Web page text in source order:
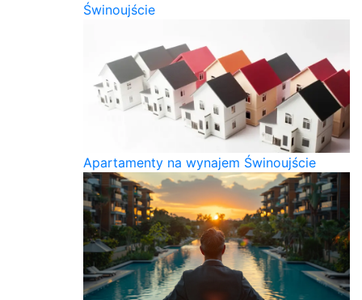
Świnoujście
Apartamenty na wynajem Świnoujście